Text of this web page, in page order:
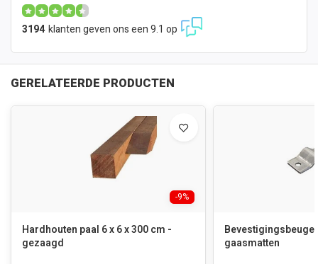
3194 klanten geven ons een 9.1 op
GERELATEERDE PRODUCTEN
-9%
Hardhouten paal 6 x 6 x 300 cm -
gezaagd
gaasmatten